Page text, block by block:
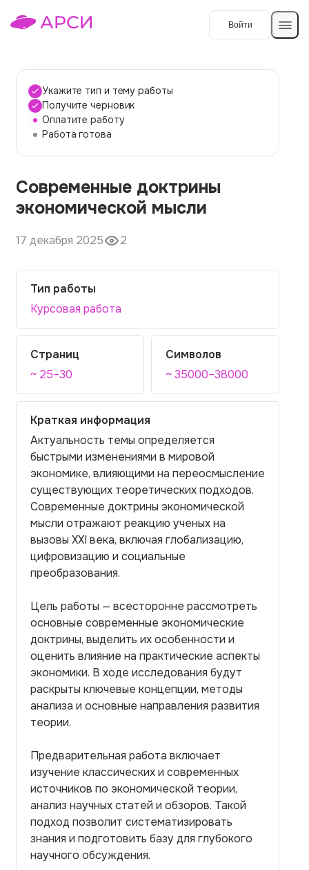
Войти
Темы работ
О сервисе
О компании
Наши гарантии
Порядок оплаты
Вопросы и ответы
Отзывы
Контакты
Укажите тип и тему работы
Получите черновик
Оплатите работу
Работа готова
Современные доктрины
экономической мысли
17 декабря 2025 2
Тип работы
Курсовая работа
Страниц
~ 25–30
Символов
~ 35000–38000
Краткая информация
Актуальность темы определяется
быстрыми изменениями в мировой
экономике, влияющими на переосмысление
существующих теоретических подходов.
Современные доктрины экономической
мысли отражают реакцию ученых на
вызовы XXI века, включая глобализацию,
цифровизацию и социальные
преобразования.
Цель работы — всесторонне рассмотреть
основные современные экономические
доктрины, выделить их особенности и
оценить влияние на практические аспекты
экономики. В ходе исследования будут
раскрыты ключевые концепции, методы
анализа и основные направления развития
теории.
Предварительная работа включает
изучение классических и современных
источников по экономической теории,
анализ научных статей и обзоров. Такой
подход позволит систематизировать
знания и подготовить базу для глубокого
научного обсуждения.